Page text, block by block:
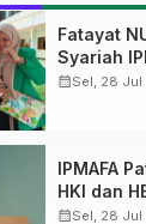
Fatayat
Syariah
yang
calendar_monthSel, 28
IPMAFA
HKI dan
calendar_monthSel, 28